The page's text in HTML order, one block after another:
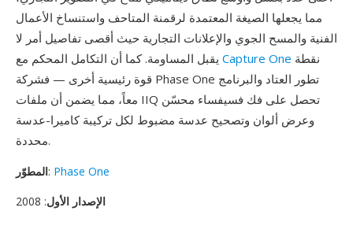
مما يجعلها الصيغة المعتمدة لرقمنة المتاحف واستنساخ الأعمال
الفنية والمسح الجوي والإعلانات التجارية حيث أقصى تفاصيل أمر لا
Capture One
قوة رئيسية أخرى — فشركة Phase One تطور العتاد والبرنامج
معاً، مما يضمن أن ملفات IIQ تحصل على فك فسيفساء محسّن
وعرض ألوان وتصحيح عدسة مضبوط لكل تركيبة كاميرا-عدسة
محددة.
المطوّر: Phase One
الإصدار الأول: 2008